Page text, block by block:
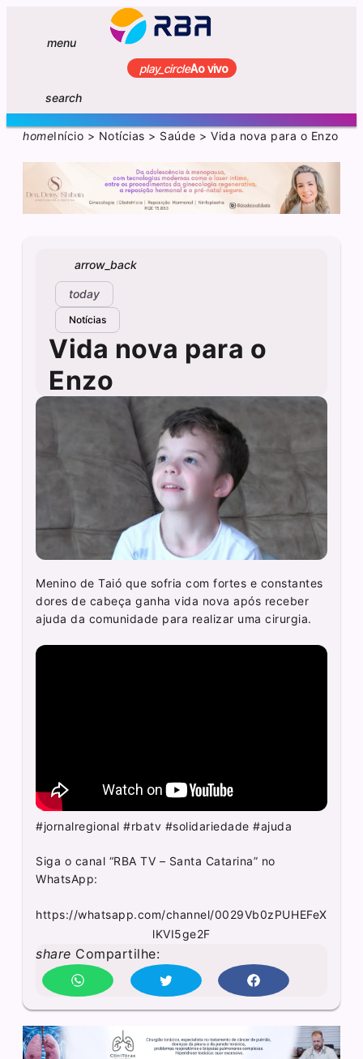
menu
play_circleAo vivo
search
homeInício > Notícias > Saúde >Vida nova para o Enzo
arrow_back
today
Notícias
Vida nova para o
Enzo
Menino de Taió que sofria com fortes e constantes
dores de cabeça ganha vida nova após receber
ajuda da comunidade para realizar uma cirurgia.
#jornalregional #rbatv #solidariedade #ajuda
Siga o canal “RBA TV – Santa Catarina” no
WhatsApp:
https://whatsapp.com/channel/0029Vb0zPUHEFeX
lKVI5ge2F
share Compartilhe: